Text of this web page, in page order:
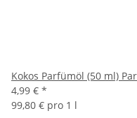
Kokos Parfümöl (50 ml)
4,99 € *
99,80 € pro 1 l